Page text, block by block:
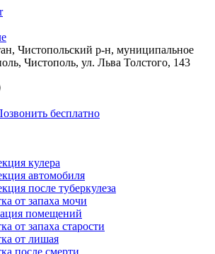
Чистопольский р-н, муниципальное
Чистополь, ул. Льва Толстого, 143
бесплатно
кулера
автомобиля
после туберкулеза
от запаха мочи
помещений
от запаха старости
от лишая
после смерти